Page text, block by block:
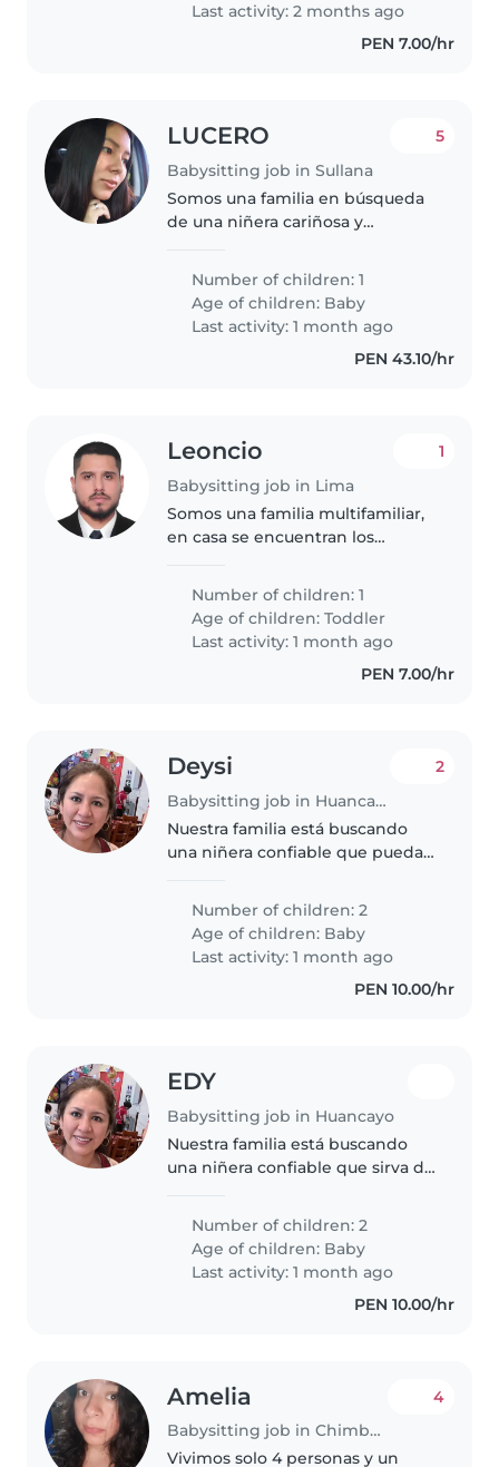
Last activity: 2 months ago
PEN 7.00/hr
LUCERO
Babysitting job in Sullana
5
Somos una familia en búsqueda
de una niñera cariñosa y
de 3 meses, quien es muy
habladora, juguetona y curiosa.
Buscamos a alguien que se
sienta cómoda..
Number of children: 1
Age of children: Baby
Last activity: 1 month ago
PEN 43.10/hr
Leoncio
Babysitting job in Lima
1
Somos una familia multifamiliar,
en casa se encuentran los
parte del tiempo.
Number of children: 1
Age of children:Toddler
Last activity: 1 month ago
PEN 7.00/hr
Deysi
Babysitting job in Huancayo
2
Nuestra familia está buscando
una niñera confiable que pueda
2 niñas, uno de 2 años y otro de 7
meses. No dudes en ponerte en
contacto conmigo para..
Number of children: 2
Age of children: Baby
Last activity: 1 month ago
PEN 10.00/hr
EDY
Babysitting job in Huancayo
Nuestra familia está buscando
una niñera confiable que sirva de
dudes en ponerte en contacto
conmigo para hacer una..
Number of children: 2
Age of children: Baby
Last activity: 1 month ago
PEN 10.00/hr
Amelia
Babysitting job in Chimbote
4
Vivimos solo 4 personas y un